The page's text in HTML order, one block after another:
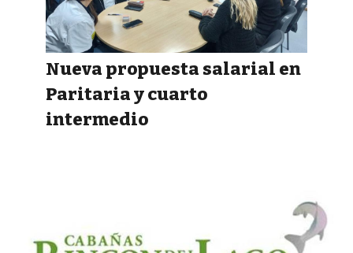
Nueva propuesta salarial en
Paritaria y cuarto
intermedio